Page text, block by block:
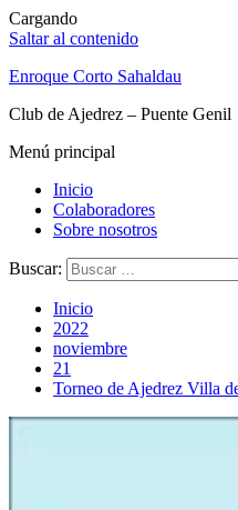
Cargando
Saltar al contenido
Enroque Corto Sahaldau
Club de Ajedrez – Puente Genil
Menú principal
Inicio
Colaboradores
Sobre nosotros
Buscar:
Inicio
2022
noviembre
21
Torneo de Ajedrez Villa